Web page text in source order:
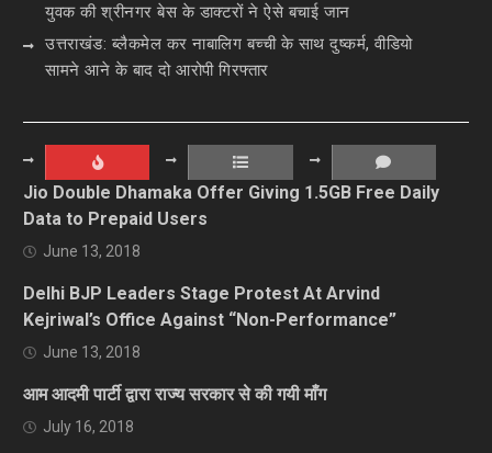
युवक की श्रीनगर बेस के डाक्टरों ने ऐसे बचाई जान
उत्तराखंड: ब्लैकमेल कर नाबालिग बच्ची के साथ दुष्कर्म, वीडियो
सामने आने के बाद दो आरोपी गिरफ्तार
Jio Double Dhamaka Offer Giving 1.5GB Free Daily
Data to Prepaid Users
June 13, 2018
Delhi BJP Leaders Stage Protest At Arvind
Kejriwal’s Office Against “Non-Performance”
June 13, 2018
आम आदमी पार्टी द्वारा राज्य सरकार से की गयी माँग
July 16, 2018